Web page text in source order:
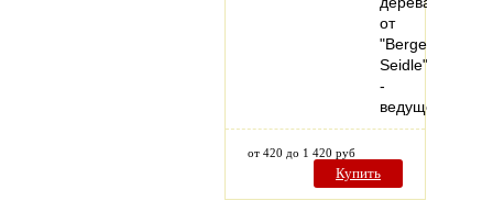
от
"Berger-
Seidle"
-
ведущего…
от 420 до 1 420 руб
Купить